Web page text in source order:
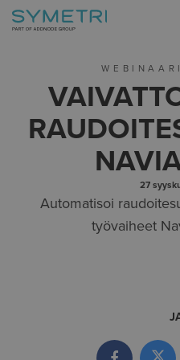
27
Automatisoi
työvaiheet